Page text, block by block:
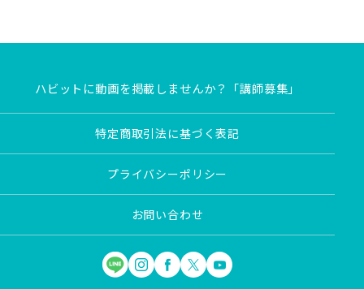
ハビットに動画を掲載しませんか？「講師募集」
特定商取引法に基づく表記
プライバシーポリシー
お問い合わせ